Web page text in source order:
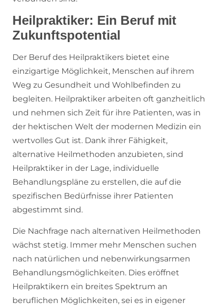
Heilpraktiker: Ein Beruf mit
Zukunftspotential
Der Beruf des Heilpraktikers bietet eine
einzigartige Möglichkeit, Menschen auf ihrem
Weg zu Gesundheit und Wohlbefinden zu
begleiten. Heilpraktiker arbeiten oft ganzheitlich
und nehmen sich Zeit für ihre Patienten, was in
der hektischen Welt der modernen Medizin ein
wertvolles Gut ist. Dank ihrer Fähigkeit,
alternative Heilmethoden anzubieten, sind
Heilpraktiker in der Lage, individuelle
Behandlungspläne zu erstellen, die auf die
spezifischen Bedürfnisse ihrer Patienten
abgestimmt sind.
Die Nachfrage nach alternativen Heilmethoden
wächst stetig. Immer mehr Menschen suchen
nach natürlichen und nebenwirkungsarmen
Behandlungsmöglichkeiten. Dies eröffnet
Heilpraktikern ein breites Spektrum an
beruflichen Möglichkeiten, sei es in eigener